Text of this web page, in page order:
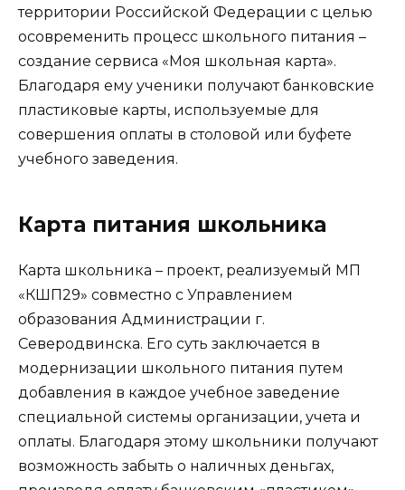
территории Российской Федерации с целью
осовременить процесс школьного питания –
создание сервиса «Моя школьная карта».
Благодаря ему ученики получают банковские
пластиковые карты, используемые для
совершения оплаты в столовой или буфете
учебного заведения.
Карта питания школьника
Карта школьника – проект, реализуемый МП
«КШП29» совместно с Управлением
образования Администрации г.
Северодвинска. Его суть заключается в
модернизации школьного питания путем
добавления в каждое учебное заведение
специальной системы организации, учета и
оплаты. Благодаря этому школьники получают
возможность забыть о наличных деньгах,